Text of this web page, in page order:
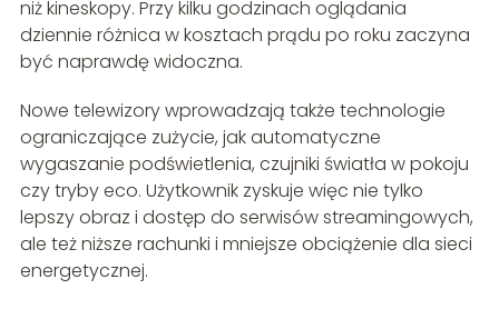
niż kineskopy. Przy kilku godzinach oglądania
dziennie różnica w kosztach prądu po roku zaczyna
być naprawdę widoczna.
Nowe telewizory wprowadzają także technologie
ograniczające zużycie, jak automatyczne
wygaszanie podświetlenia, czujniki światła w pokoju
czy tryby eco. Użytkownik zyskuje więc nie tylko
lepszy obraz i dostęp do serwisów streamingowych,
ale też niższe rachunki i mniejsze obciążenie dla sieci
energetycznej.